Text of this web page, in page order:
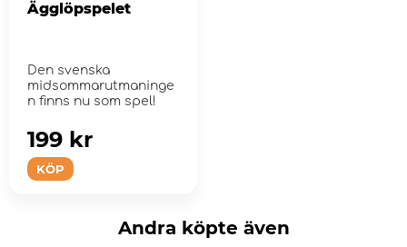
Ägglöpspelet
Den svenska
midsommarutmaninge
n finns nu som spel!
KÖP
199 kr
Andra köpte även